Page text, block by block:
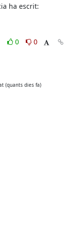
ha escrit:
0
0
(quants dies fa)